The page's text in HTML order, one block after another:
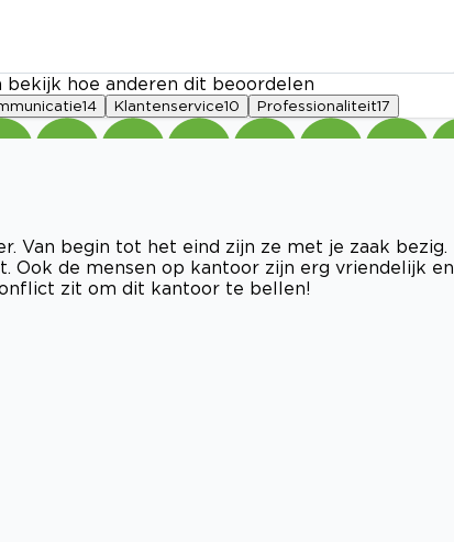
hoe anderen dit beoordelen
14 Klantenservice10 Professionaliteit17
Van begin tot het eind zijn ze met je zaak bezig.
Ook de mensen op kantoor zijn erg vriendelijk en
zit om dit kantoor te bellen!